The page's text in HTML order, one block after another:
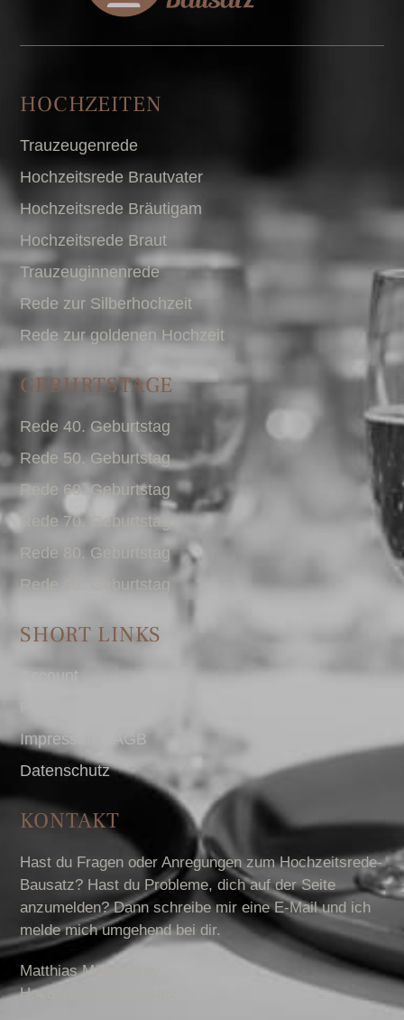
HOCHZEITEN
Trauzeugenrede
Hochzeitsrede Brautvater
Hochzeitsrede Bräutigam
Hochzeitsrede Braut
Trauzeuginnenrede
Rede zur Silberhochzeit
Rede zur goldenen Hochzeit
GEBURTSTAGE
Rede 40. Geburtstag
Rede 50. Geburtstag
Rede 60. Geburtstag
Rede 70. Geburtstag
Rede 80. Geburtstag
Rede 90. Geburtstag
SHORT LINKS
Account
Impressum I AGB
Datenschutz
KONTAKT
Hast du Fragen oder Anregungen zum Hochzeitsrede-
Bausatz? Hast du Probleme, dich auf der Seite
anzumelden? Dann schreibe mir eine E-Mail und ich
melde mich umgehend bei dir.
Matthias Müller-Krey
Hochzeitsrede-Bausatz